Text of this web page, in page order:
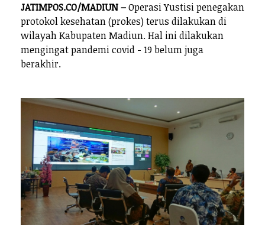
JATIMPOS.CO/MADIUN –Operasi Yustisi penegakan
protokol kesehatan (prokes) terus dilakukan di
wilayah Kabupaten Madiun. Hal ini dilakukan
mengingat pandemi covid - 19 belum juga
berakhir.